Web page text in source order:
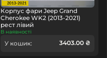
Корпус фари Jeep Grand
Cherokee WK2 (2013-2021)
рест лівий
В наявності
У кошик: 3403.00 ₴